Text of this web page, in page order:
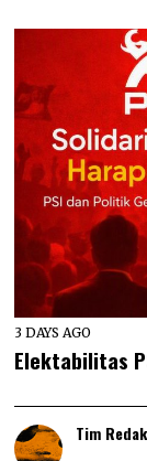
3 DAYS AGO
Elektabilitas
Tim